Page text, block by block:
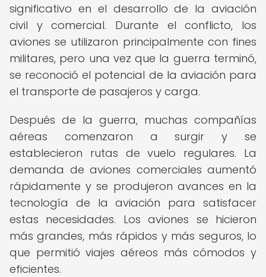
significativo en el desarrollo de la aviación
civil y comercial. Durante el conflicto, los
aviones se utilizaron principalmente con fines
militares, pero una vez que la guerra terminó,
se reconoció el potencial de la aviación para
el transporte de pasajeros y carga.
Después de la guerra, muchas compañías
aéreas comenzaron a surgir y se
establecieron rutas de vuelo regulares. La
demanda de aviones comerciales aumentó
rápidamente y se produjeron avances en la
tecnología de la aviación para satisfacer
estas necesidades. Los aviones se hicieron
más grandes, más rápidos y más seguros, lo
que permitió viajes aéreos más cómodos y
eficientes.